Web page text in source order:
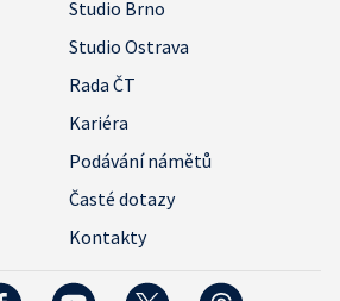
Studio Brno
Studio Ostrava
Rada ČT
Kariéra
Podávání námětů
Časté dotazy
Kontakty